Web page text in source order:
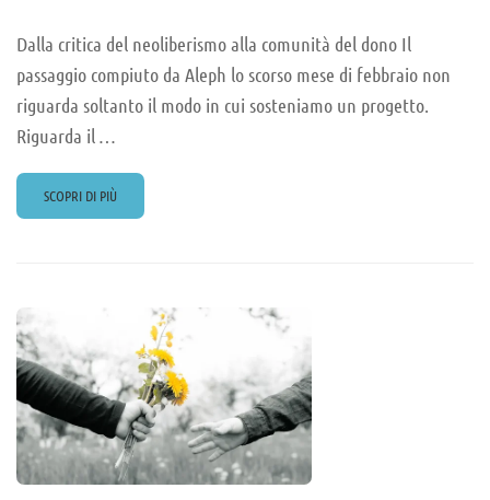
Dalla critica del neoliberismo alla comunità del dono Il
passaggio compiuto da Aleph lo scorso mese di febbraio non
riguarda soltanto il modo in cui sosteniamo un progetto.
Riguarda il …
READ
MORE
SCOPRI DI PIÙ